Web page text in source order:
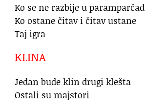
Ko se ne razbije u paramparčad
Ko ostane čitav i čitav ustane
Taj igra
KLINA
Jedan bude klin drugi klešta
Ostali su majstori